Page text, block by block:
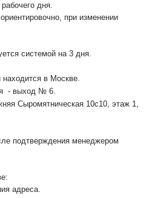
дня.
при изменении
системой на 3 дня.
в Москве.
- выход № 6.
Сыромятническая 10с10, этаж 1,
подтверждения менеджером
адреса.